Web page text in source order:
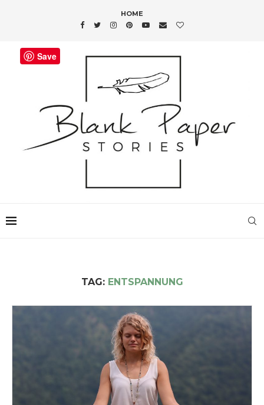
HOME
TAG: ENTSPANNUNG
Save